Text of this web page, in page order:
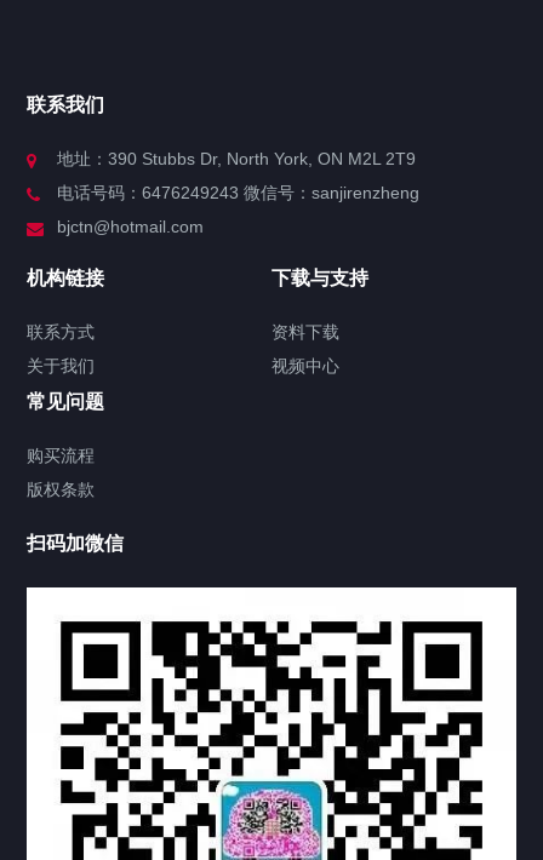
服务分类
签署类文件海牙认证程序费用
视频中心
热门标签 TAG
机构链接
联系方式 关于我们
下载与支持
资料下载 视频中心
联系我们
地址：390 Stubbs Dr, North York, ON M2L 2T9
电话号码：6476249243 微信号：sanjirenzheng
bjctn@hotmail.com
机构链接
联系方式
关于我们
下载与支持
资料下载
视频中心
常见问题
购买流程
版权条款
扫码加微信